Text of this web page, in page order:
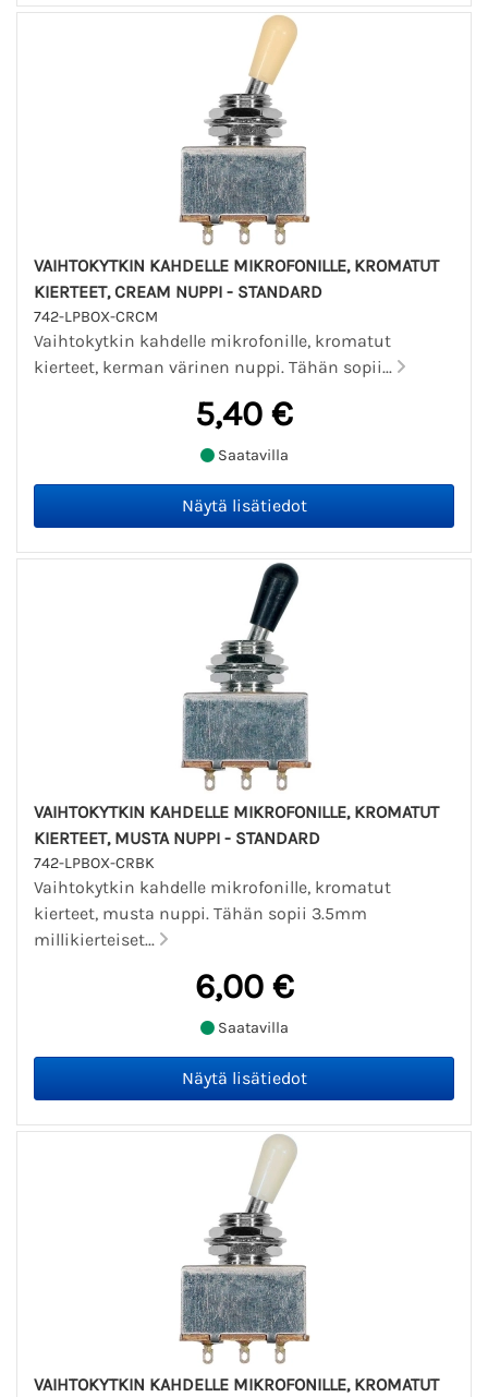
VAIHTOKYTKIN KAHDELLE MIKROFONILLE, KROMATUT
KIERTEET, CREAM NUPPI - STANDARD
742-LPBOX-CRCM
Vaihtokytkin kahdelle mikrofonille, kromatut
kierteet, kerman värinen nuppi. Tähän sopii...
5,40 €
Saatavilla
VAIHTOKYTKIN KAHDELLE MIKROFONILLE, KROMATUT
KIERTEET, MUSTA NUPPI - STANDARD
742-LPBOX-CRBK
Vaihtokytkin kahdelle mikrofonille, kromatut
kierteet, musta nuppi. Tähän sopii 3.5mm
millikierteiset...
6,00 €
Saatavilla
VAIHTOKYTKIN KAHDELLE MIKROFONILLE, KROMATUT